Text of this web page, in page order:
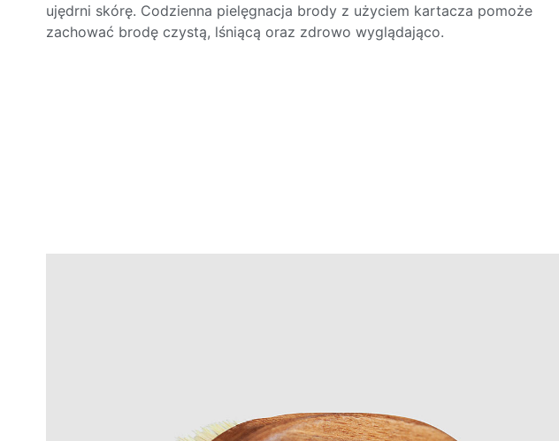
ujędrni skórę. Codzienna pielęgnacja brody z użyciem kartacza pomoże
zachować brodę czystą, lśniącą oraz zdrowo wyglądająco.